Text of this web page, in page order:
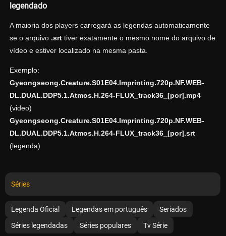
legendado
A maioria dos players carregará as legendas automaticamente
se o arquivo .srttiver exatamente o mesmo nome do arquivo de
vídeo e estiver localizado na mesma pasta.
Exemplo:
Gyeongseong.Creature.S01E04.Imprinting.720p.NF.WEB-
DL.DUAL.DDP5.1.Atmos.H.264-FLUX_track36_[por].mp4
(video)
Gyeongseong.Creature.S01E04.Imprinting.720p.NF.WEB-
DL.DUAL.DDP5.1.Atmos.H.264-FLUX_track36_[por].srt
(legenda)
Séries
Legenda Oficial Legendas em português
Seriados
Séries legendadas
Séries populares Tv Série